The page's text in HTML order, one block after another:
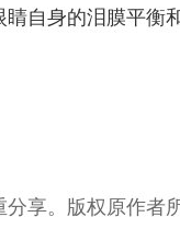
自身的泪膜平衡
分享。版权原作